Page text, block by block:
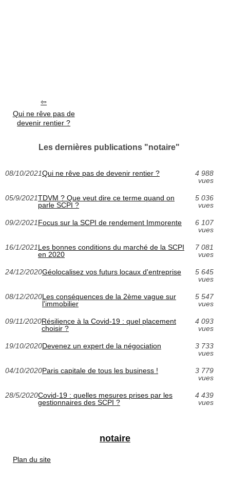
Qui ne rêve pas de
devenir rentier ?
Les dernières publications "notaire"
08/10/2021Qui ne rêve pas de devenir rentier ?
4 988
vues
05/9/2021TDVM ? Que veut dire ce terme quand on
parle SCPI ?
5 036
vues
09/2/2021Focus sur la SCPI de rendement Immorente
6 107
vues
16/1/2021Les bonnes conditions du marché de la SCPI
en 2020
7 081
vues
24/12/2020Géolocalisez vos futurs locaux d'entreprise
5 645
vues
08/12/2020Les conséquences de la 2ème vague sur
l'immobilier
5 547
vues
09/11/2020Résilience à la Covid-19 : quel placement
choisir ?
4 093
vues
19/10/2020Devenez un expert de la négociation
3 733
vues
04/10/2020Paris capitale de tous les business !
3 779
vues
28/5/2020Covid-19 : quelles mesures prises par les
gestionnaires des SCPI ?
4 439
vues
notaire
Plan du site